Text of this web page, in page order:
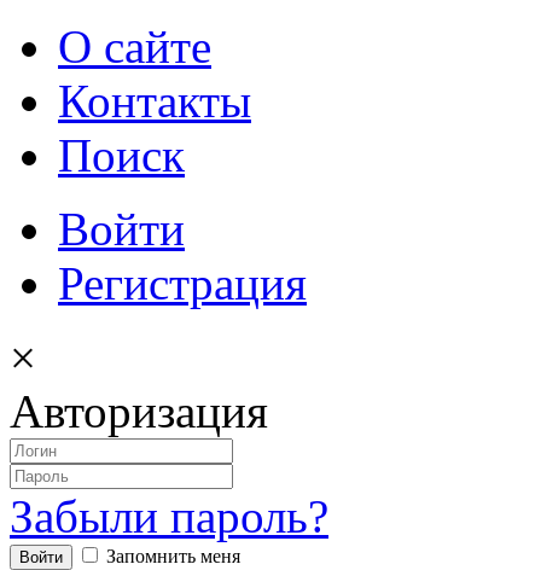
О сайте
Контакты
Поиск
Войти
Регистрация
×
Авторизация
Забыли пароль?
Запомнить меня